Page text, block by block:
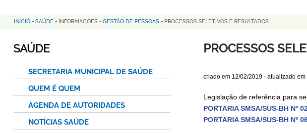
Trilha
de
INÍCIO - SAÚDE - INFORMACOES - GESTÃO DE PESSOAS - PROCESSOS SELETIVOS E RESULTADOS
PROCESSOS
criado em 12/02/2019- atualizado em
Legislação de referência para
PORTARIA SMSA/SUS-BH Nº
PORTARIA SMSA/SUS-BH Nº
SAÚDE
SECRETARIA MUNICIPAL DE SAÚDE
QUEM É QUEM
AGENDA DE AUTORIDADES
NOTÍCIAS SAÚDE